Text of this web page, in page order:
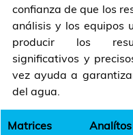
confianza de que los
análisis y los equipos
producir los
significativos y
vez ayuda a
del agua.
​Matrices Analítos